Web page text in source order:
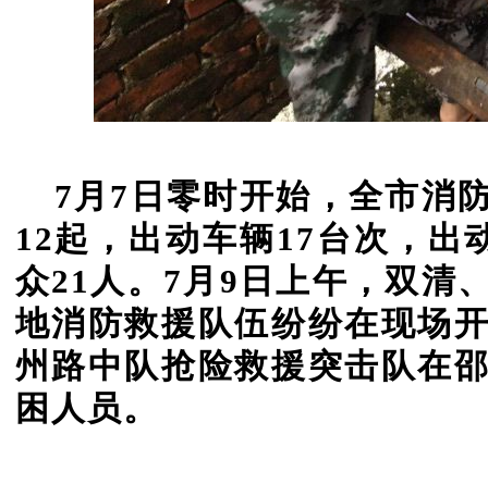
7月7日零时开始 ，全市消
12起，出动车辆17台次，出
众21人。7月9日上午，双清
地消防救援队伍纷纷在现场
州路中队抢险救援突击队在
困人员。